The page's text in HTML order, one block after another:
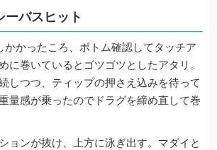
ーバスヒット
かかったころ、ボトム確認してタッチア
に巻いているとゴツゴツとしたアタリ。
しつつ、ティップの押さえ込みを待って
量感が乗ったのでドラグを締め直して巻
ョンが抜け、上方に泳ぎ出す。マダイと